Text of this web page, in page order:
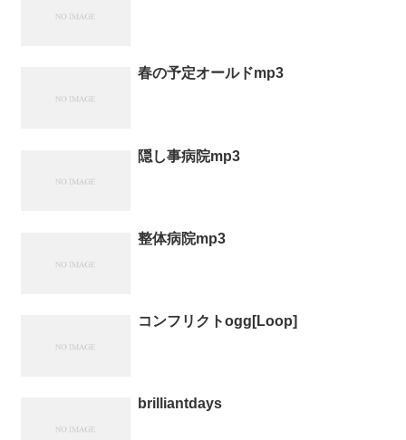
春の予定オールドmp3
隠し事病院mp3
整体病院mp3
コンフリクトogg[Loop]
brilliantdays